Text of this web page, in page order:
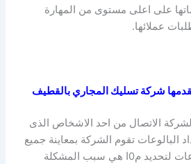
على اعلى مستوى من المهارة
عملائها.
شركة تسليك المجاري بالقطيف
الاتصال من احد الاشخاص الذى
البالوعات تقوم الشركة بمعاينة جميع
البيارات والبلاعات لتحديد م0ا هي سبب المشكلة